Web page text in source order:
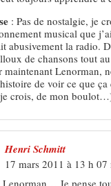
: Pas de nostalgie, je
musical que
abusivement la radio.
de chansons tout
maintenant Lenorman,
de voir ce que
crois, de mon
Henri Schmitt
17 mars 2011 à 13 h 07
Lenorman… Je pense